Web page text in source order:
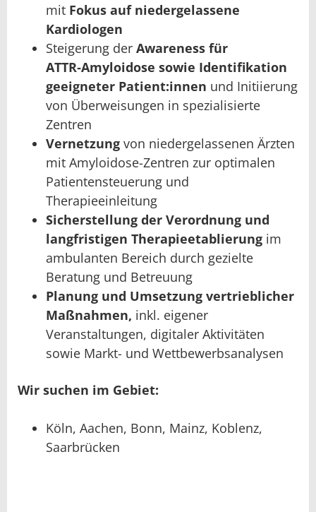
mit Fokus auf niedergelassene
Kardiologen
Steigerung der Awareness für
ATTR‑Amyloidose sowie Identifikation
geeigneter Patient:innen und Initiierung
von Überweisungen in spezialisierte
Zentren
Vernetzung von niedergelassenen Ärzten
mit Amyloidose-Zentren zur optimalen
Patientensteuerung und
Therapieeinleitung
Sicherstellung der Verordnung und
langfristigen Therapieetablierung im
ambulanten Bereich durch gezielte
Beratung und Betreuung
Planung und Umsetzung vertrieblicher
Maßnahmen, inkl. eigener
Veranstaltungen, digitaler Aktivitäten
sowie Markt- und Wettbewerbsanalysen
Wir suchen im Gebiet:
Köln, Aachen, Bonn, Mainz, Koblenz,
Saarbrücken